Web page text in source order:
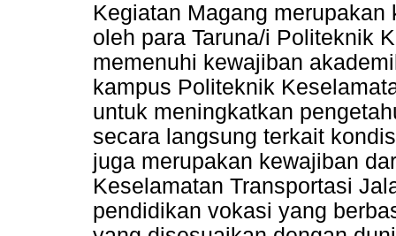
Kegiatan Magang
oleh para Taruna/i Politeknik
memenuhi kewajiban
kampus Politeknik
untuk meningkatkan
secara langsung terkait
juga merupakan kewajiban
Keselamatan Transportasi
pendidikan vokasi yang